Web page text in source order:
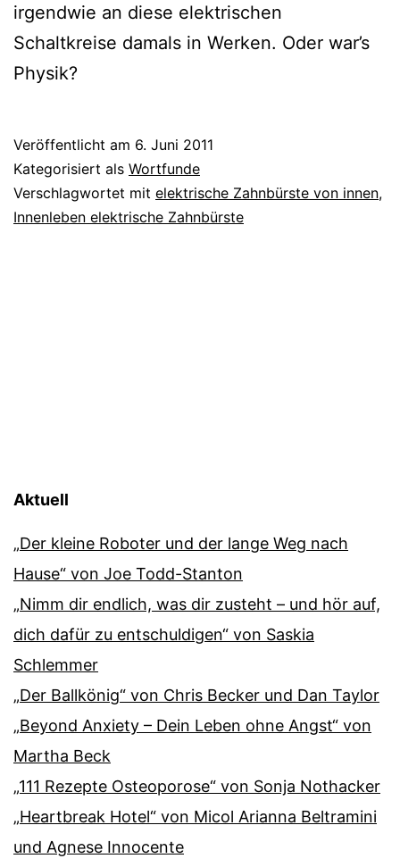
irgend­wie an die­se elek­tri­schen
Schaltkreise damals in Werken. Oder war’s
Physik?
Veröffentlicht am 6. Juni 2011
Kategorisiert als Wortfunde
Verschlagwortet mit elektrische Zahnbürste von innen,
Innenleben elektrische Zahnbürste
Aktuell
„Der kleine Roboter und der lange Weg nach
Hause“ von Joe Todd-Stanton
„Nimm dir endlich, was dir zusteht – und hör auf,
dich dafür zu entschuldigen“ von Saskia
Schlemmer
„Der Ballkönig“ von Chris Becker und Dan Taylor
„Beyond Anxiety – Dein Leben ohne Angst“ von
Martha Beck
„111 Rezepte Osteoporose“ von Sonja Nothacker
„Heartbreak Hotel“ von Micol Arianna Beltramini
und Agnese Innocente